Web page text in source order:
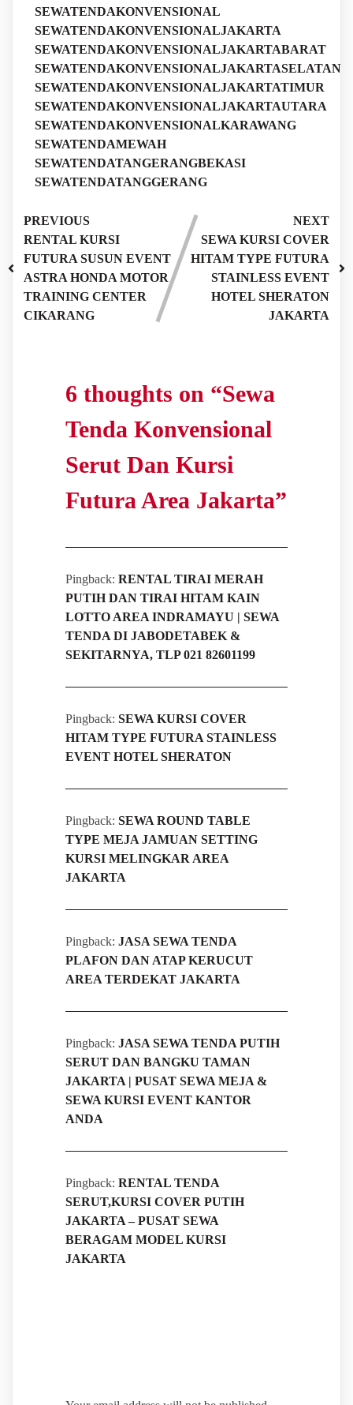
SEWATENDAKONVENSIONAL
SEWATENDAKONVENSIONALJAKARTA
SEWATENDAKONVENSIONALJAKARTABARAT
SEWATENDAKONVENSIONALJAKARTASELATAN
SEWATENDAKONVENSIONALJAKARTATIMUR
SEWATENDAKONVENSIONALJAKARTAUTARA
SEWATENDAKONVENSIONALKARAWANG
SEWATENDAMEWAH
SEWATENDATANGERANGBEKASI
SEWATENDATANGGERANG
PREVIOUS
RENTAL KURSI
FUTURA SUSUN EVENT
ASTRA HONDA MOTOR
TRAINING CENTER
CIKARANG
NEXT
SEWA KURSI COVER
HITAM TYPE FUTURA
STAINLESS EVENT
HOTEL SHERATON
JAKARTA
6 thoughts on “Sewa
Tenda Konvensional
Serut Dan Kursi
Futura Area Jakarta”
Pingback: RENTAL TIRAI MERAH
PUTIH DAN TIRAI HITAM KAIN
LOTTO AREA INDRAMAYU | SEWA
TENDA DI JABODETABEK &
SEKITARNYA, TLP 021 82601199
Pingback: SEWA KURSI COVER
HITAM TYPE FUTURA STAINLESS
EVENT HOTEL SHERATON
Pingback: SEWA ROUND TABLE
TYPE MEJA JAMUAN SETTING
KURSI MELINGKAR AREA
JAKARTA
Pingback: JASA SEWA TENDA
PLAFON DAN ATAP KERUCUT
AREA TERDEKAT JAKARTA
Pingback: JASA SEWA TENDA PUTIH
SERUT DAN BANGKU TAMAN
JAKARTA | PUSAT SEWA MEJA &
SEWA KURSI EVENT KANTOR
ANDA
Pingback: RENTAL TENDA
SERUT,KURSI COVER PUTIH
JAKARTA – PUSAT SEWA
BERAGAM MODEL KURSI
JAKARTA